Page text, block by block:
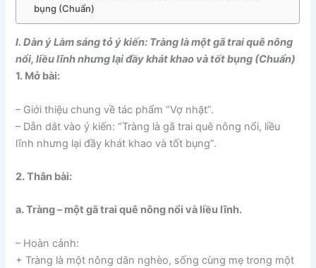
bụng (Chuẩn)
I. Dàn ý Làm sáng tỏ ý kiến: Tràng là một gã trai quê nông
nổi, liều lĩnh nhưng lại đầy khát khao và tốt bụng (Chuẩn)
1. Mở bài:
– Giới thiệu chung về tác phẩm “Vợ nhặt”.
– Dẫn dắt vào ý kiến: “Tràng là gã trai quê nông nổi, liều
lĩnh nhưng lại đầy khát khao và tốt bụng”.
2. Thân bài:
a. Tràng – một gã trai quê nông nổi và liều lĩnh.
– Hoàn cảnh:
+ Tràng là một nông dân nghèo, sống cùng mẹ trong một